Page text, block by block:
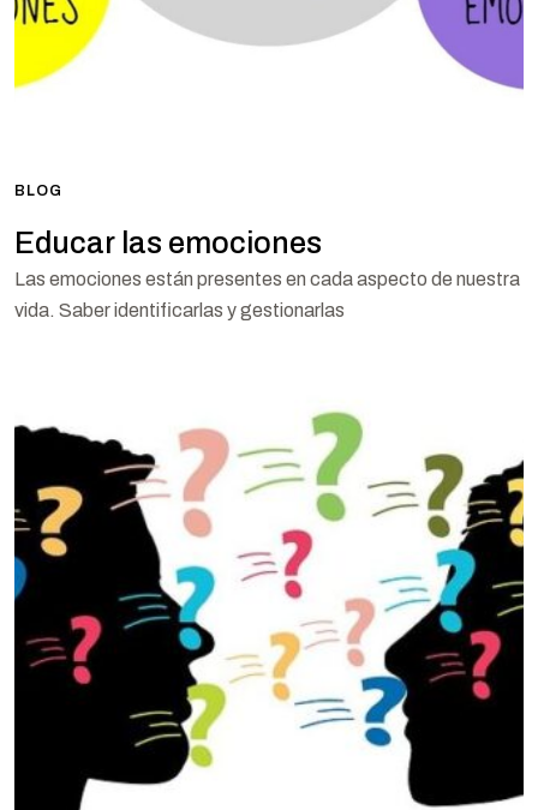
BLOG
Educar las emociones
Las emociones están presentes en cada aspecto de nuestra
vida. Saber identificarlas y gestionarlas